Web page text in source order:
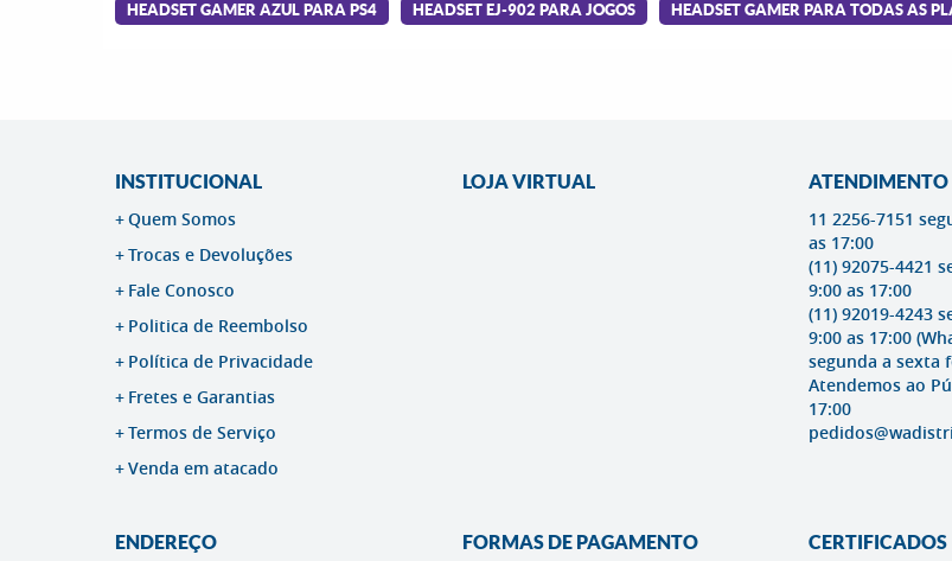
HEADSET GAMER AZUL PARA PS4 HEADSET EJ-902 PARA JOGOS HEADSET GAMER PARA TODAS AS
INSTITUCIONAL
Quem Somos
Trocas e Devoluções
Fale Conosco
Politica de Reembolso
Política de Privacidade
Fretes e Garantias
Termos de Serviço
Venda em atacado
LOJA VIRTUAL ATENDIMENTO
11 2256-7151
as 17:00
(11) 92075-4421
9:00 as 17:00
(11) 92019-4243
9:00 as 17:00
segunda a sexta
Atendemos ao
17:00
ENDEREÇO FORMAS DE PAGAMENTO CERTIFICADOS